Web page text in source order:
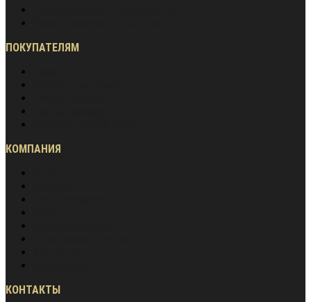
ПОКУПАТЕЛЯМ
КОМПАНИЯ
КОНТАКТЫ